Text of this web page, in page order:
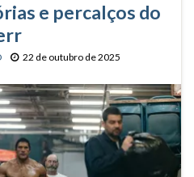
e percalços do
22 de outubro de 2025